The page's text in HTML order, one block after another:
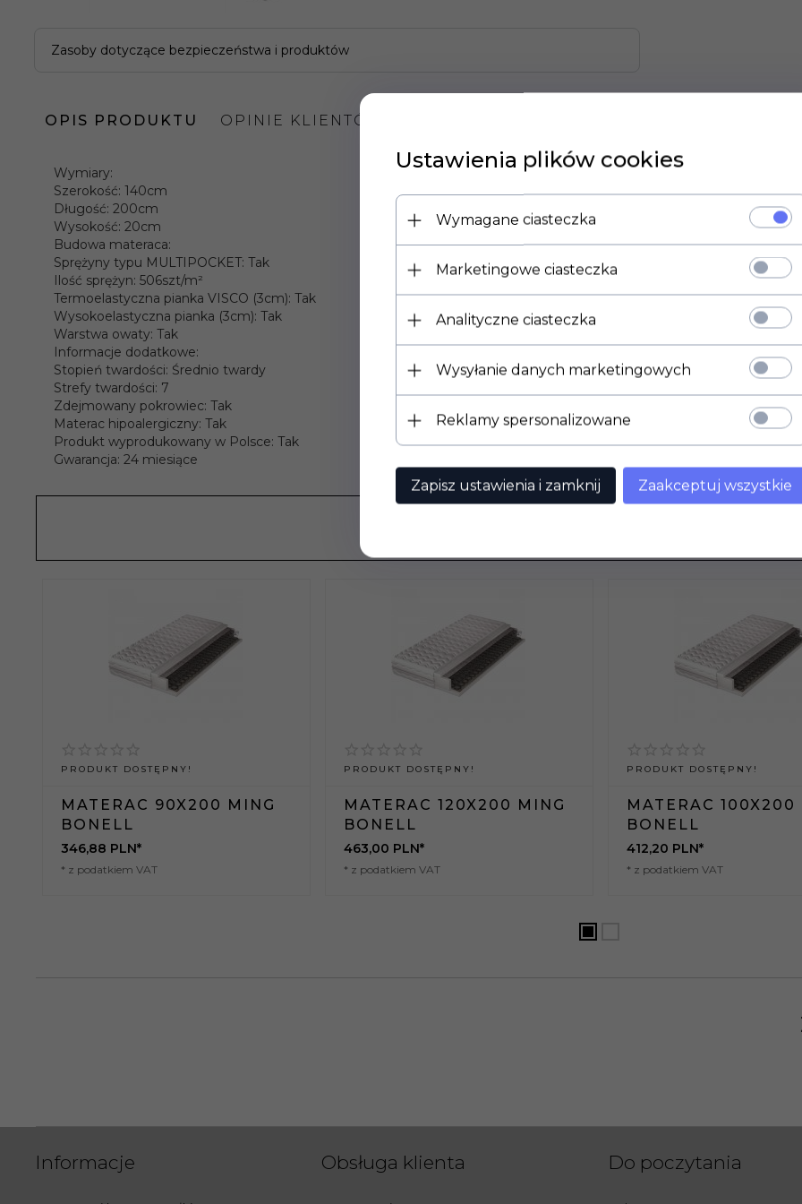
Zasoby dotyczące bezpieczeństwa i produktów
OPIS PRODUKTU OPINIE KLIENTÓW
Wymiary:
Szerokość: 140cm
Długość: 200cm
Wysokość: 20cm
Budowa materaca:
Sprężyny typu MULTIPOCKET: Tak
Ilość sprężyn: 506szt/m²
Termoelastyczna pianka VISCO (3cm): Tak
Wysokoelastyczna pianka (3cm): Tak
Warstwa owaty: Tak
Informacje dodatkowe:
Stopień twardości: Średnio twardy
Strefy twardości: 7
Zdejmowany pokrowiec: Tak
Materac hipoalergiczny: Tak
Produkt wyprodukowany w Polsce: Tak
Gwarancja: 24 miesiące
PRODUKT DOSTĘPNY!
MATERAC 90X200 MING
BONELL
346,88 PLN*
* z podatkiem VAT
PRODUKT DOSTĘPNY!
MATERAC 120X200 MING
BONELL
463,00 PLN*
* z podatkiem VAT
PRODUKT DOSTĘPNY!
MATERAC 100X200
BONELL
412,20 PLN*
* z podatkiem VAT
Informacje Obsługa klienta Do poczytania
Ustawienia plików cookies
Wymagane ciasteczka
Marketingowe ciasteczka
Analityczne ciasteczka
Wysyłanie danych marketingowych
Reklamy spersonalizowane
Zapisz ustawienia i zamknij Zaakceptuj wszystkie